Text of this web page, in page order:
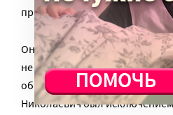
против поиронизировать.
Он еще говорил студентам
не умеет выписывать
обычно не свойственна
Николаевич был